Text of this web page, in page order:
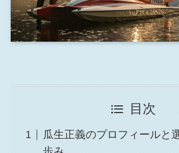
目次
瓜生正義のプロフィールと